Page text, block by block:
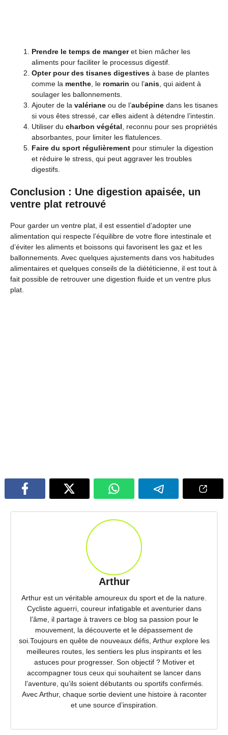
Prendre le temps de mangeret bien mâcher les
aliments pour faciliter le processus digestif.
Opter pour des tisanes digestives à base de plantes
comme la menthe , le romarin ou l’anis , qui aident à
soulager les ballonnements.
Ajouter de la valériane ou de l’aubépine dans les tisanes
si vous êtes stressé, car elles aident à détendre l’intestin.
Utiliser du charbon végétal , reconnu pour ses propriétés
absorbantes, pour limiter les flatulences.
Faire du sport régulièrement pour stimuler la digestion
et réduire le stress, qui peut aggraver les troubles
digestifs.
Conclusion : Une digestion apaisée, un
ventre plat retrouvé
Pour garder un ventre plat, il est essentiel d’adopter une
alimentation qui respecte l’équilibre de votre flore intestinale et
d’éviter les aliments et boissons qui favorisent les gaz et les
ballonnements. Avec quelques ajustements dans vos habitudes
alimentaires et quelques conseils de la diététicienne, il est tout à
fait possible de retrouver une digestion fluide et un ventre plus
plat.
Arthur
Arthur est un véritable amoureux du sport et de la nature.
Cycliste aguerri, coureur infatigable et aventurier dans
l’âme, il partage à travers ce blog sa passion pour le
mouvement, la découverte et le dépassement de
soi.Toujours en quête de nouveaux défis, Arthur explore les
meilleures routes, les sentiers les plus inspirants et les
astuces pour progresser. Son objectif ? Motiver et
accompagner tous ceux qui souhaitent se lancer dans
l’aventure, qu’ils soient débutants ou sportifs confirmés.
Avec Arthur, chaque sortie devient une histoire à raconter
et une source d’inspiration.